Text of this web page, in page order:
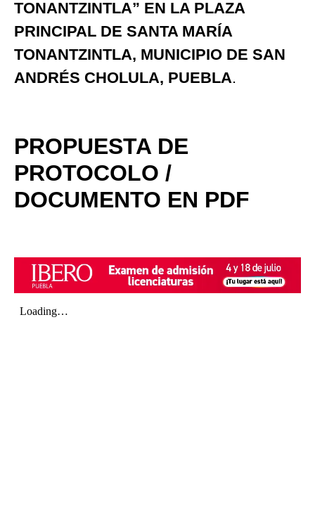
TONANTZINTLA” EN LA PLAZA
PRINCIPAL DE SANTA MARÍA
TONANTZINTLA, MUNICIPIO DE SAN
ANDRÉS CHOLULA, PUEBLA.
PROPUESTA DE
PROTOCOLO /
DOCUMENTO EN PDF